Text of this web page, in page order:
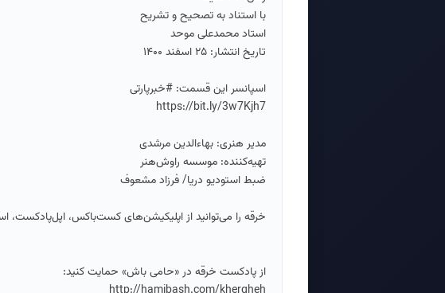
با استناد به تصحیح و تشریح
استاد محمدعلی موحد
تاریخ انتشار: ۲۵ اسفند ۱۴۰۰
اسپانسر این قسمت: #خبرپارتی
https://bit.ly/3w7Kjh7
مدیر هنری: بهاءالدین مرشدی
تهیه‌کننده: موسسه راوش‌هنر
ضبط استودیو دریا/ فرزاد مشعوف
خرقه را می‌توانید از اپلیکیشن‌های کست‌باکس، اپل‌پادکست،
از پادکست خرقه در «حامی باش» حمایت کنید: